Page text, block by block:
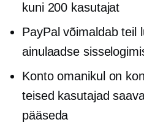
kuni 200 kasutajat
PayPal võimaldab teil
ainulaadse
Konto omanikul on
teised kasutajad
pääseda